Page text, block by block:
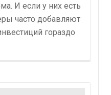
И если у них есть
часто добавляют
гораздо